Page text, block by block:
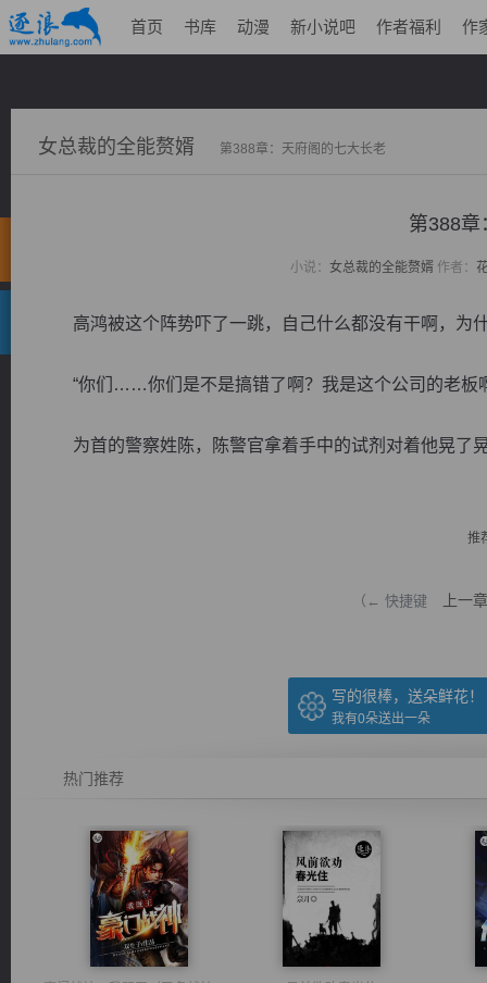
首页 书库 动漫 新小说吧 作者福利 作
女总裁的全能赘婿 第388章：天府阁的七大长老
第388章
小说： 女总裁的全能赘婿作者：
高鸿被这个阵势吓了一跳，自己什么都没有干啊，为
“你们……你们是不是搞错了啊？我是这个公司的老板啊
为首的警察姓陈，陈警官拿着手中的试剂对着他晃了晃
推
（← 快捷键 上一章
写的很棒，送朵鲜花！
我有0朵送出一朵
热门推荐